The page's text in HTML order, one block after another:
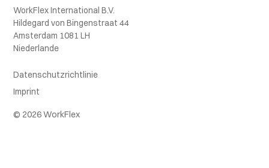
WorkFlex International B.V.
Hildegard von Bingenstraat 44
Amsterdam 1081 LH
Niederlande
Datenschutzrichtlinie
Imprint
© 2026 WorkFlex